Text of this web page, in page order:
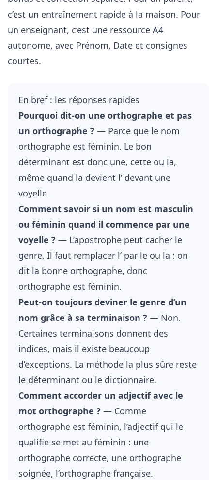
c’est un entraînement rapide à la maison. Pour
un enseignant, c’est une ressource A4
autonome, avec Prénom, Date et consignes
courtes.
En bref : les réponses rapides
Pourquoi dit-on une orthographe et pas
un orthographe ? — Parce que le nom
orthographe est féminin. Le bon
déterminant est donc une, cette ou la,
même quand la devient l’ devant une
voyelle.
Comment savoir si un nom est masculin
ou féminin quand il commence par une
voyelle ? — L’apostrophe peut cacher le
genre. Il faut remplacer l’ par le ou la : on
dit la bonne orthographe, donc
orthographe est féminin.
Peut-on toujours deviner le genre d’un
nom grâce à sa terminaison ? — Non.
Certaines terminaisons donnent des
indices, mais il existe beaucoup
d’exceptions. La méthode la plus sûre reste
le déterminant ou le dictionnaire.
Comment accorder un adjectif avec le
mot orthographe ? — Comme
orthographe est féminin, l’adjectif qui le
qualifie se met au féminin : une
orthographe correcte, une orthographe
soignée, l’orthographe française.